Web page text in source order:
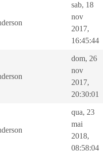
sab, 18
nov
2017,
16:45:44
dom, 26
nov
2017,
20:30:01
qua, 23
mai
2018,
08:58:04